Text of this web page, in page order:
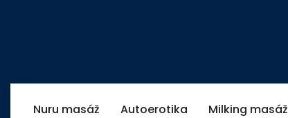
Nuru masáž Autoerotika Milking masáž